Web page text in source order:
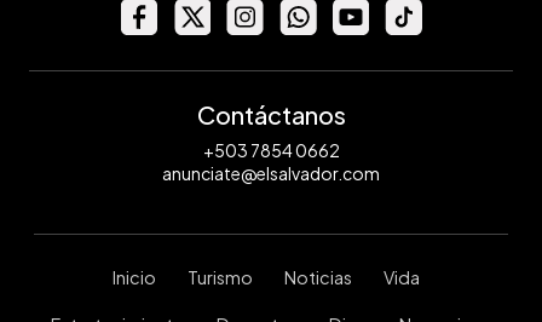
Contáctanos
+503 7854 0662
anunciate@elsalvador.com
Inicio Turismo Noticias Vida